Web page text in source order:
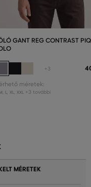
GANT REG CONTRAST
+3
méretek:
M L XL XXL +3 további
MÉRETEK